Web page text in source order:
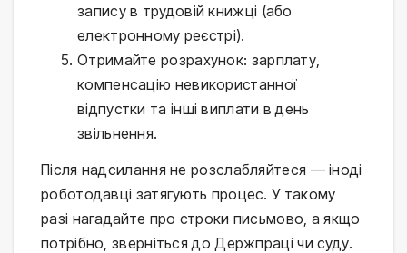
запису в трудовій книжці (або
електронному реєстрі).
Отримайте розрахунок: зарплату,
компенсацію невикористанної
відпустки та інші виплати в день
звільнення.
Після надсилання не розслабляйтеся — іноді
роботодавці затягують процес. У такому
разі нагадайте про строки письмово, а якщо
потрібно, зверніться до Держпраці чи суду.